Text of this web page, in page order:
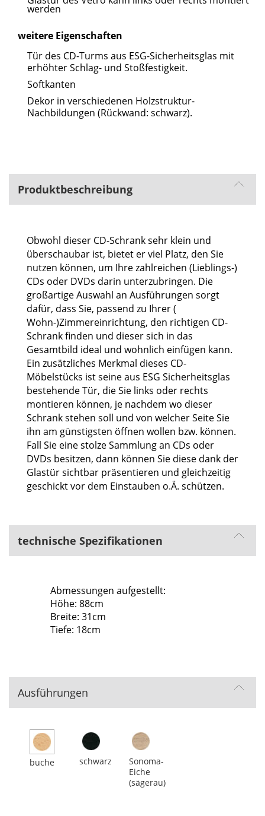
werden
weitere Eigenschaften
Tür des CD-Turms aus ESG-Sicherheitsglas mit
erhöhter Schlag- und Stoßfestigkeit.
Softkanten
Dekor in verschiedenen Holzstruktur-
Nachbildungen (Rückwand: schwarz).
Produktbeschreibung
Obwohl dieser CD-Schrank sehr klein und
überschaubar ist, bietet er viel Platz, den Sie
nutzen können, um Ihre zahlreichen (Lieblings-)
CDs oder DVDs darin unterzubringen. Die
großartige Auswahl an Ausführungen sorgt
dafür, dass Sie, passend zu Ihrer (
Wohn-)Zimmereinrichtung, den richtigen CD-
Schrank finden und dieser sich in das
Gesamtbild ideal und wohnlich einfügen kann.
Ein zusätzliches Merkmal dieses CD-
Möbelstücks ist seine aus ESG Sicherheitsglas
bestehende Tür, die Sie links oder rechts
montieren können, je nachdem wo dieser
Schrank stehen soll und von welcher Seite Sie
ihn am günstigsten öffnen wollen bzw. können.
Fall Sie eine stolze Sammlung an CDs oder
DVDs besitzen, dann können Sie diese dank der
Glastür sichtbar präsentieren und gleichzeitig
geschickt vor dem Einstauben o.Ä. schützen.
technische Spezifikationen
Abmessungen aufgestellt:
Höhe: 88cm
Breite: 31cm
Tiefe: 18cm
Ausführungen
buche schwarz
Sonoma-
Eiche
(sägerau)